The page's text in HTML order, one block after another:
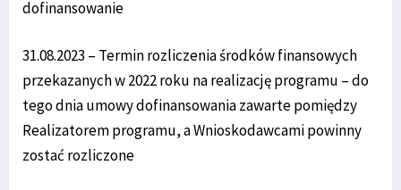
dofinansowanie
31.08.2023 – Termin rozliczenia środków finansowych
przekazanych w 2022 roku na realizację programu – do
tego dnia umowy dofinansowania zawarte pomiędzy
Realizatorem programu, a Wnioskodawcami powinny
zostać rozliczone